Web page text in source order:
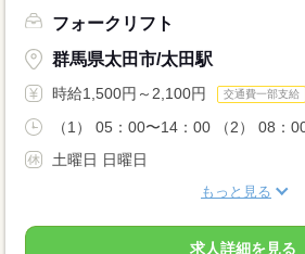
フォークリフト
群馬県太田市/太田駅
時給1,500円～2,100円 交通費一部支給
（1） 05：00〜14：00 （2） 08：
土曜日 日曜日
もっと見る
求人詳細を見る